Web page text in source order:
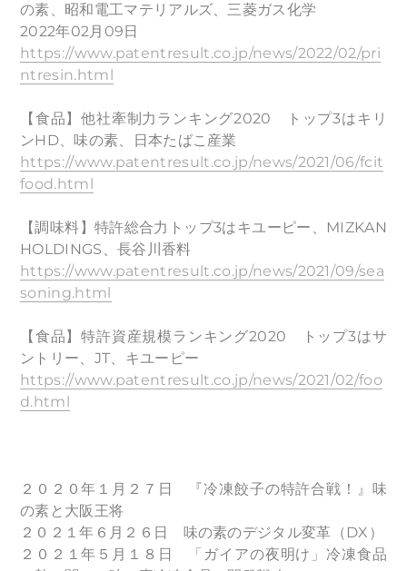
の素、昭和電工マテリアルズ、三菱ガス化学
2022年02月09日
https://www.patentresult.co.jp/news/2022/02/pri
ntresin.html
【食品】他社牽制力ランキング2020 トップ3はキリ
ンHD、味の素、日本たばこ産業
https://www.patentresult.co.jp/news/2021/06/fcit
food.html
【調味料】特許総合力トップ3はキユーピー、MIZKAN
HOLDINGS、長谷川香料
https://www.patentresult.co.jp/news/2021/09/sea
soning.html
【食品】特許資産規模ランキング2020 トップ3はサ
ントリー、JT、キユーピー
https://www.patentresult.co.jp/news/2021/02/foo
d.html
２０２０年１月２７日 『冷凍餃子の特許合戦！』味
の素と大阪王将
２０２１年６月２６日 味の素のデジタル変革（DX）
２０２１年５月１８日 「ガイアの夜明け」冷凍食品